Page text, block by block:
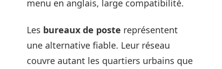
menu en anglais, large compatibilité.
Les bureaux de poste représentent
une alternative fiable. Leur réseau
couvre autant les quartiers urbains que